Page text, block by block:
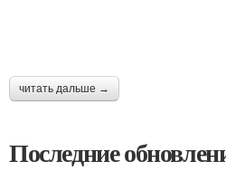
читать дальше →
Последние